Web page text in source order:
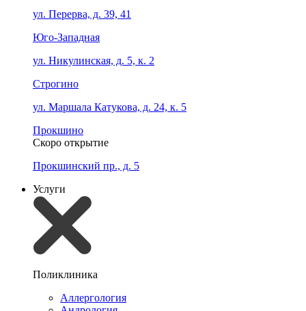
ул. Перерва, д. 39, 41
Юго-Западная
ул. Никулинская, д. 5, к. 2
Строгино
ул. Маршала Катукова, д. 24, к. 5
Прокшино
Скоро открытие
Прокшинский пр., д. 5
Услуги
Поликлиника
Аллергология